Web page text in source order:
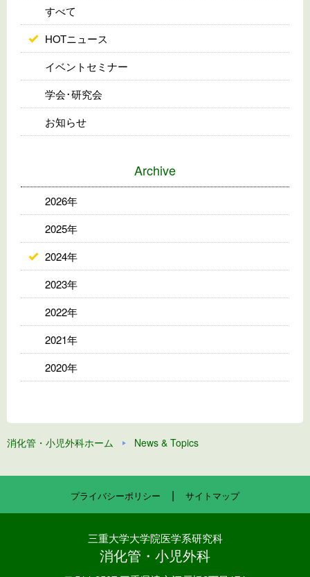
すべて
HOTニュース
イベントセミナー
学会･研究会
お知らせ
Archive
2026年
2025年
2024年
2023年
2022年
2021年
2020年
消化管・小児外科ホーム News & Topics
プライバシーポリシー | サイトマップ
三重大学大学院医学系研究科
消化管・小児外科